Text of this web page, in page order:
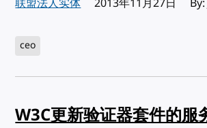
联盟法人实体 发布:
2013年11月27日
ceo
W3C更新验证器套件的服